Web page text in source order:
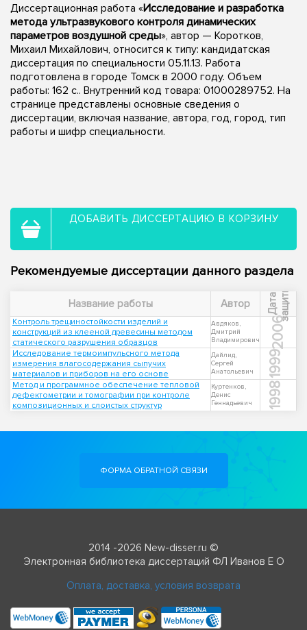
Диссертационная работа «Исследование и разработка
метода ультразвукового контроля динамических
параметров воздушной среды», автор — Коротков,
Михаил Михайлович, относится к типу: кандидатская
диссертация по специальности 05.11.13. Работа
подготовлена в городе Томск в 2000 году. Объем
работы: 162 с.. Внутренний код товара: 01000289752. На
странице представлены основные сведения о
диссертации, включая название, автора, год, город, тип
работы и шифр специальности.
ДОБАВИТЬ ДИССЕРТАЦИЮ В КОРЗИНУ
Рекомендуемые диссертации данного раздела
Название работы Автор Д
а
т
а
з
а
щ
и
т ы
Контроль трещиностойкости изделий и
конструкций из клееной древесины методом
статического разрушения образцов
Авдяков,
Дмитрий
Владимирович
2006
Исследование термоимпульсного метода
измерения влагосодержания сыпучих
материалов и приборов на его основе
Дайлид,
Сергей
Анатольевич
1999
Метод и программное обеспечение тепловой
дефектометрии и томографии при контроле
композиционных и слоистых структур
Куртенков,
Денис
Геннадьевич
1998
ФОРМА ОБРАТНОЙ СВЯЗИ
2014 -2026 New-disser.ru ©
Электронная библиотека диссертаций ФЛ Иванов Е О
Оплата, доставка, условия возврата